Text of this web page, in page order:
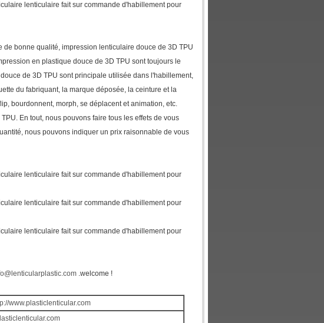
lenticulaire fait sur commande d'habillement pour
bonne qualité, impression lenticulaire douce de 3D TPU
en plastique douce de 3D TPU sont toujours le
de 3D TPU sont principale utilisée dans l'habillement,
du fabriquant, la marque déposée, la ceinture et la
bourdonnent, morph, se déplacent et animation, etc.
En tout, nous pouvons faire tous les effets de vous
nous pouvons indiquer un prix raisonnable de vous
lenticulaire fait sur commande d'habillement pour
lenticulaire fait sur commande d'habillement pour
lenticulaire fait sur commande d'habillement pour
.welcome !
www.plasticlenticular.com